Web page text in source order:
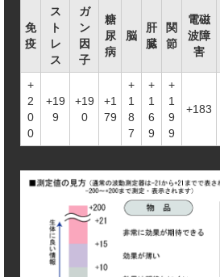
免
疫
ス
ト
レ
ス
ガ
ン
因
子
糖
尿
病
脳
肝
臓
関
節
電磁
波障
害
+
2
0
0
+19
9
+19
0
+1
79
+
1
8
7
+
1
6
9
+
1
9
9
+183